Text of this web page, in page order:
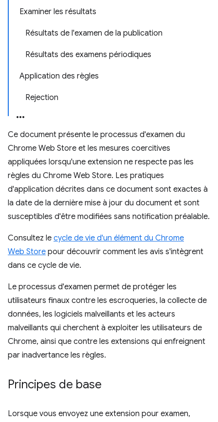
Examiner les résultats
Résultats de l'examen de la publication
Résultats des examens périodiques
Application des règles
Rejection
Ce document présente le processus d'examen du
Chrome Web Store et les mesures coercitives
appliquées lorsqu'une extension ne respecte pas les
règles du Chrome Web Store. Les pratiques
d'application décrites dans ce document sont exactes à
la date de la dernière mise à jour du document et sont
susceptibles d'être modifiées sans notification préalable.
Consultez le cycle de vie d'un élément du Chrome
Web Store pour découvrir comment les avis s'intègrent
dans ce cycle de vie.
Le processus d'examen permet de protéger les
utilisateurs finaux contre les escroqueries, la collecte de
données, les logiciels malveillants et les acteurs
malveillants qui cherchent à exploiter les utilisateurs de
Chrome, ainsi que contre les extensions qui enfreignent
par inadvertance les règles.
Principes de base
Lorsque vous envoyez une extension pour examen,